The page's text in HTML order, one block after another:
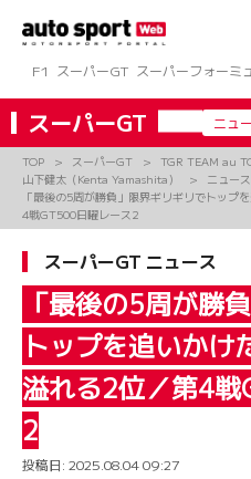
ツ
へ
ス
キ
F1 スーパーGT スーパーフォーミ
スーパーGT ニュ
TOP スーパーGT
TGR TEAM au
山下健太（Kenta Yamashita）
ニュース
「最後の5周が勝負」限界ギリギリでトップ
4戦GT500日曜レース2
スーパーGT ニュース
「最後の5周が勝
トップを追いかけ
溢れる2位／第4
2
投稿日: 2025.08.04 09:27